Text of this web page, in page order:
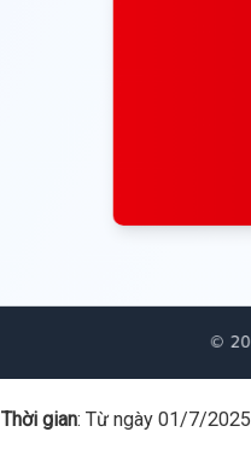
Thời gian: Từ ngày 01/7/2025